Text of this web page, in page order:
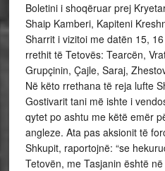
Boletini i shoqëruar prej
Shaip Kamberi, Kapiteni
Sharrit i vizitoi me datën 15,
rrethit të Tetovës: Tearcën,
Grupçinin, Çajle, Saraj,
Në këto rrethana të reja lufte
Gostivarit tani më ishte i
qytet po ashtu me këtë emër
angleze. Ata pas aksionit të
Shkupit, raportojnë: “se
Tetovën, me Tasjanin është